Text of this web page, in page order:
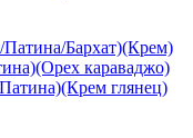
Бархат)(Крем)
караваджо)
глянец)